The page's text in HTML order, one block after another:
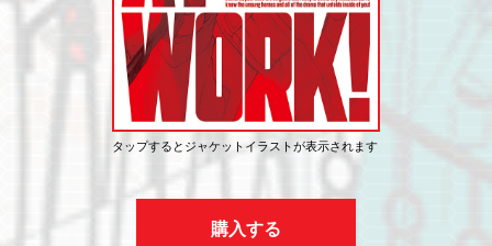
タップするとジャケットイラストが表示されます
購入する